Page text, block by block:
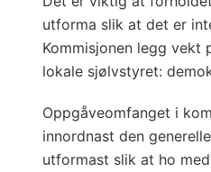
utforma slik at det er
Kommisjonen legg vekt
lokale sjølvstyret:
Oppgåveomfanget i
innordnast den
utformast slik at ho